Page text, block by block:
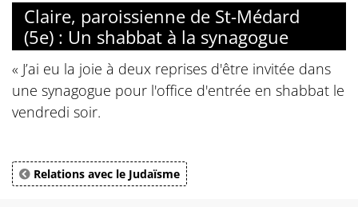
Claire, paroissienne de St-Médard
(5e) : Un shabbat à la synagogue
« J’ai eu la joie à deux reprises d'être invitée dans
une synagogue pour l'office d'entrée en shabbat le
vendredi soir.
Relations avec le Judaïsme